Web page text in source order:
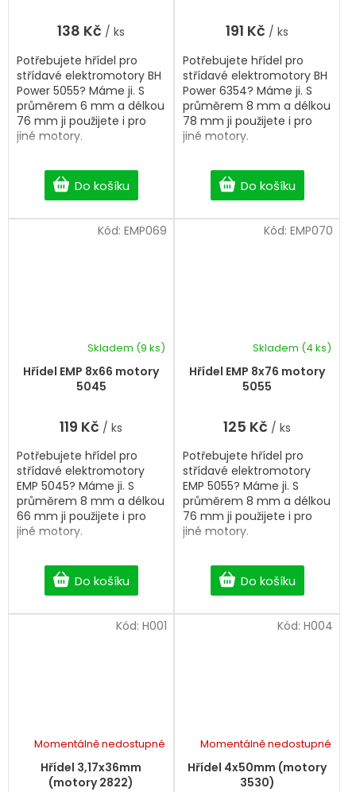
138 Kč / ks
Do košíku
Potřebujete hřídel pro
střídavé elektromotory BH
Power 5055? Máme ji. S
průměrem 6 mm a délkou
76 mm ji použijete i pro
jiné motory.
191 Kč / ks
Do košíku
Potřebujete hřídel pro
střídavé elektromotory BH
Power 6354? Máme ji. S
průměrem 8 mm a délkou
78 mm ji použijete i pro
jiné motory.
Hřídel EMP 8x66 motory
5045
Skladem (9 ks)
119 Kč / ks
Do košíku
Potřebujete hřídel pro
střídavé elektromotory
EMP 5045? Máme ji. S
průměrem 8 mm a délkou
66 mm ji použijete i pro
jiné motory.
Kód: EMP069
Hřídel EMP 8x76 motory
5055
Skladem (4 ks)
125 Kč / ks
Do košíku
Potřebujete hřídel pro
střídavé elektromotory
EMP 5055? Máme ji. S
průměrem 8 mm a délkou
76 mm ji použijete i pro
jiné motory.
Kód: EMP070
Hřídel 3,17x36mm
(motory 2822)
Momentálně nedostupné
Kód: H001
Hřídel 4x50mm (motory
3530)
Momentálně nedostupné
Kód: H004